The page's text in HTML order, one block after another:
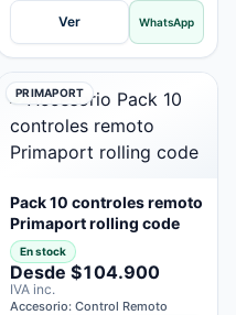
Ver WhatsApp
PRIMAPORT
Pack 10 controles remoto
Primaport rolling code
En stock
Desde $104.900
IVA inc.
Accesorio: Control Remoto